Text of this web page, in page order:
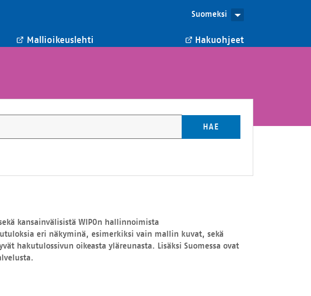
Suomeksi
Mallioikeuslehti Hakuohjeet
HAE
kansainvälisistä WIPOn hallinnoimista
eri näkyminä, esimerkiksi vain mallin kuvat, sekä
hakutulossivun oikeasta yläreunasta. Lisäksi Suomessa ovat